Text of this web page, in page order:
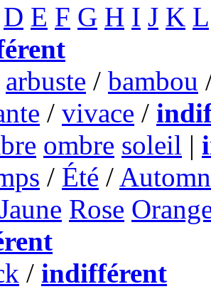
D E F G H I J K L
arbuste / bambou
/ vivace /
ombre soleil |
/ Été /
Rose
/ indifférent